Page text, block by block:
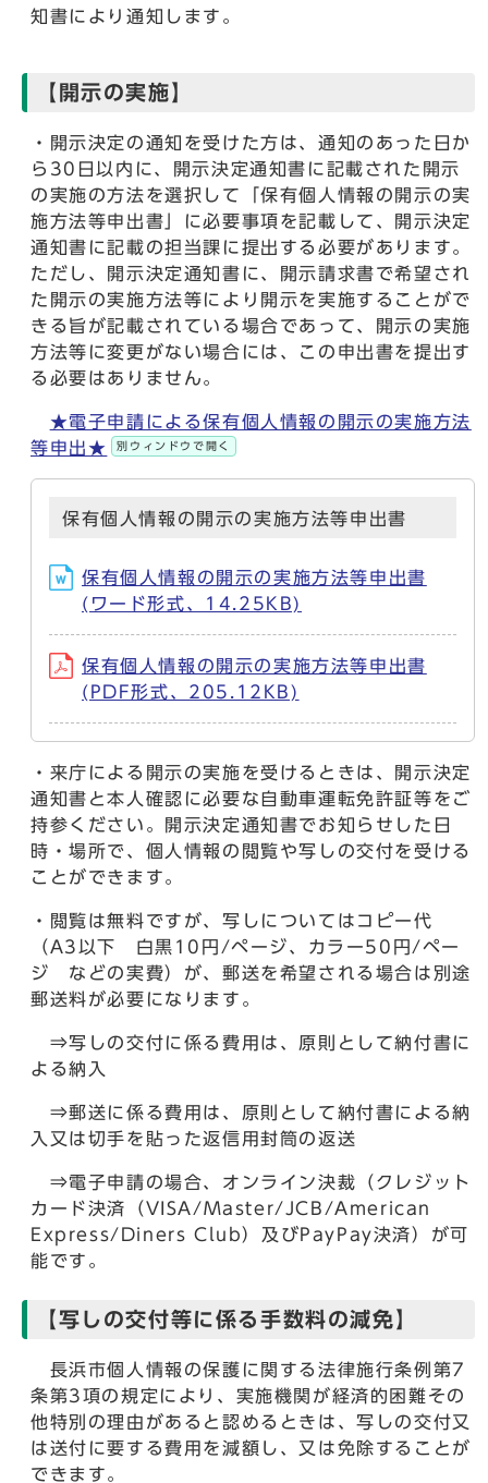
知書により通知します。
【開示の実施】
・開示決定の通知を受けた方は、通知のあった日か
ら30日以内に、開示決定通知書に記載された開示
の実施の方法を選択して「保有個人情報の開示の実
施方法等申出書」に必要事項を記載して、開示決定
通知書に記載の担当課に提出する必要があります。
ただし、開示決定通知書に、開示請求書で希望され
た開示の実施方法等により開示を実施することがで
きる旨が記載されている場合であって、開示の実施
方法等に変更がない場合には、この申出書を提出す
る必要はありません。
★電子申請による保有個人情報の開示の実施方法
等申出★
別ウィンドウで開く
保有個人情報の開示の実施方法等申出書
保有個人情報の開示の実施方法等申出書
(ワード形式、14.25KB)
保有個人情報の開示の実施方法等申出書
(PDF形式、205.12KB)
・来庁による開示の実施を受けるときは、開示決定
通知書と本人確認に必要な自動車運転免許証等をご
持参ください。開示決定通知書でお知らせした日
時・場所で、個人情報の閲覧や写しの交付を受ける
ことができます。
・閲覧は無料ですが、写しについてはコピー代
（A3以下 白黒10円/ページ、カラー50円/ペー
ジ などの実費）が、郵送を希望される場合は別途
郵送料が必要になります。
⇒写しの交付に係る費用は、原則として納付書に
よる納入
⇒郵送に係る費用は、原則として納付書による納
入又は切手を貼った返信用封筒の返送
⇒電子申請の場合、オンライン決裁（クレジット
カード決済（VISA/Master/JCB/American
Express/Diners Club）及びPayPay決済）が可
能です。
【写しの交付等に係る手数料の減免】
長浜市個人情報の保護に関する法律施行条例第7
条第3項の規定により、実施機関が経済的困難その
他特別の理由があると認めるときは、写しの交付又
は送付に要する費用を減額し、又は免除することが
できます。